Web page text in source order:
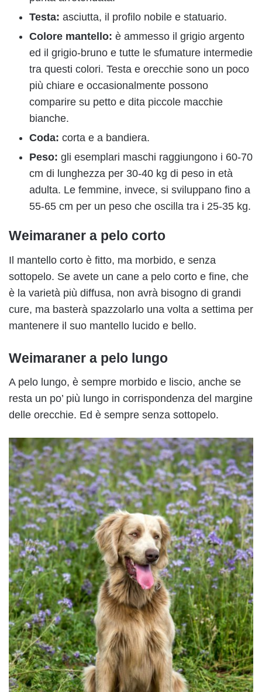
Testa: asciutta, il profilo nobile e statuario.
Colore mantello: è ammesso il grigio argento
ed il grigio-bruno e tutte le sfumature intermedie
tra questi colori. Testa e orecchie sono un poco
più chiare e occasionalmente possono
comparire su petto e dita piccole macchie
bianche.
Coda: corta e a bandiera.
Peso: gli esemplari maschi raggiungono i 60-70
cm di lunghezza per 30-40 kg di peso in età
adulta. Le femmine, invece, si sviluppano fino a
55-65 cm per un peso che oscilla tra i 25-35 kg.
Weimaraner a pelo corto
Il mantello corto è fitto, ma morbido, e senza
sottopelo. Se avete un cane a pelo corto e fine, che
è la varietà più diffusa, non avrà bisogno di grandi
cure, ma basterà spazzolarlo una volta a settima per
mantenere il suo mantello lucido e bello.
Weimaraner a pelo lungo
A pelo lungo, è sempre morbido e liscio, anche se
resta un po’ più lungo in corrispondenza del margine
delle orecchie. Ed è sempre senza sottopelo.